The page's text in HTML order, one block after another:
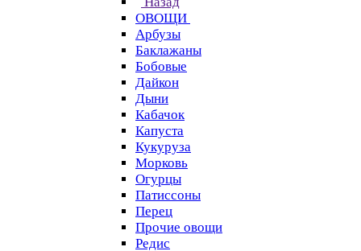
ОВОЩИ
Арбузы
Баклажаны
Бобовые
Дайкон
Дыни
Кабачок
Капуста
Кукуруза
Морковь
Огурцы
Патиссоны
Перец
Прочие овощи
Редис